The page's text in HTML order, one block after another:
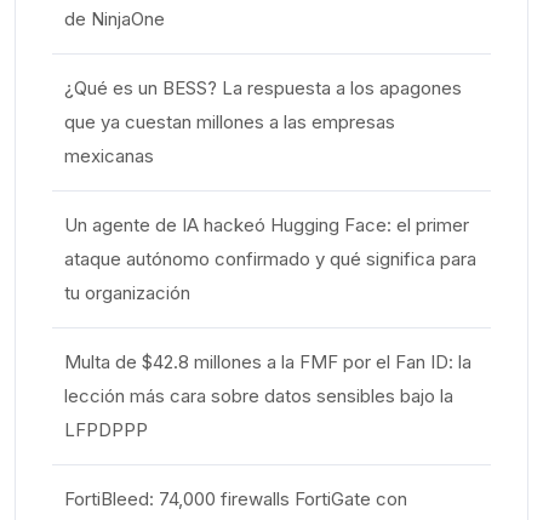
de NinjaOne
¿Qué es un BESS? La respuesta a los apagones
que ya cuestan millones a las empresas
mexicanas
Un agente de IA hackeó Hugging Face: el primer
ataque autónomo confirmado y qué significa para
tu organización
Multa de $42.8 millones a la FMF por el Fan ID: la
lección más cara sobre datos sensibles bajo la
LFPDPPP
FortiBleed: 74,000 firewalls FortiGate con